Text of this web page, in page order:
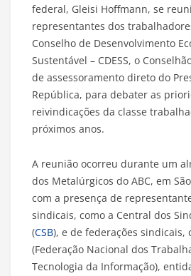
federal, Gleisi Hoffmann, se
representantes dos
Conselho de Desenvolvimento
Sustentável – CDESS, o
de assessoramento direto do
República, para debater as
reivindicações da classe
próximos anos.
A reunião ocorreu durante um
dos Metalúrgicos do ABC, em
com a presença de
sindicais, como a Central dos
(CSB), e de federações sindicais,
(Federação Nacional dos
Tecnologia da Informação),